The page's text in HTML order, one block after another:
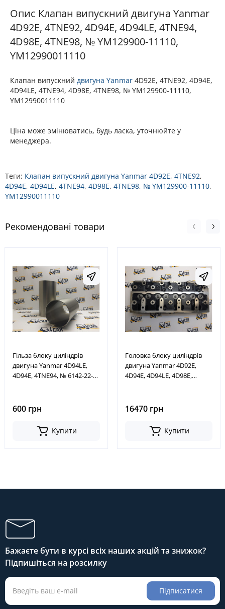
Опис Клапан випускний двигуна Yanmar
4D92E, 4TNE92, 4D94E, 4D94LE, 4TNE94,
4D98E, 4TNE98, № YM129900-11110,
YM12990011110
Клапан випускний двигуна Yanmar 4D92E, 4TNE92, 4D94E,
4D94LE, 4TNE94, 4D98E, 4TNE98, № YM129900-11110,
YM12990011110
Ціна може змінюватись, будь ласка, уточнюйте у
менеджера.
Теги: Клапан випускний двигуна Yanmar 4D92E, 4TNE92,
4D94E, 4D94LE, 4TNE94, 4D98E, 4TNE98, № YM129900-11110,
YM12990011110
Рекомендовані товари
Гільза блоку циліндрів
двигуна Yanmar 4D94LE,
4D94E, 4TNE94, № 6142-22-
600 грн
Купити
Головка блоку циліндрів
двигуна Yanmar 4D92E,
4D94E, 4D94LE, 4D98E,
YM12993111000,
YM72990311100
16470 грн
Купити
Бажаєте бути в курсі всіх наших акцій та знижок?
Підпишіться на розсилку
Підписатися